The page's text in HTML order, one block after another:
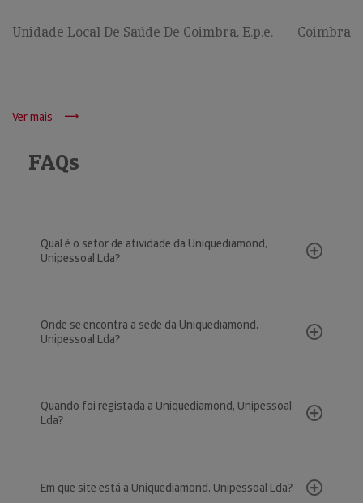
Unidade Local De Saúde De Coimbra, E.p.e. Coimbra
Ver mais
FAQs
Qual é o setor de atividade da Uniquediamond,
Unipessoal Lda?
Onde se encontra a sede da Uniquediamond,
Unipessoal Lda?
Quando foi registada a Uniquediamond, Unipessoal
Lda?
Em que site está a Uniquediamond, Unipessoal Lda?